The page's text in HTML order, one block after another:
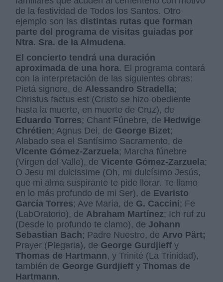
de la festividad de Todos los Santos. Otro
ejemplo son las distintas rutas que forman
parte del programa de visitas guiadas por
Ntra. Sra. de la Almudena.
El concierto tendrá una duración
aproximada de una hora. El programa contará
con la interpretación de las siguientes obras:
Pietá signore, de Alessandro Stradella;
Christus factus est (Cristo se hizo obediente
hasta la muerte, en muerte de Cruz), de
Eduardo Torres; Chant Fúnebre, de Hedwige
Chrétien; Agnus Dei, de George Bizet;
Alabado sea el Santísimo Sacramento, de
Vicente Gómez-Zarzuela; Marcha fúnebre
(Virgen del Valle), deVicente Gómez-Zarzuela;
O Jesu mi dulcissime (Oh, mi dulcísimo Jesús,
que mi alma suspirante te pide llorar. Te llamo
en lo más profundo de mi Ser), de Evaristo
García Torres; Ave María, de G. Caccini; Fe
(LabOratorio), de Abraham Martínez; Ich ruf zu
(Desde lo profundo te clamo), de Johann
Sebastian Bach; Padre Nuestro, de Arvo Pärt;
Prayer (Plegaria), de George Gurdjieff y
Thomas de Hartmann, y Trinité (La Trinidad),
también de George Gurdjieff yThomas de
Hartmann.